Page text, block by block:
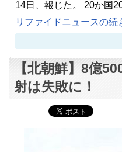
14日、報じた。 20か国
リファイドニュースの続
【北朝鮮】8億
射は失敗に！